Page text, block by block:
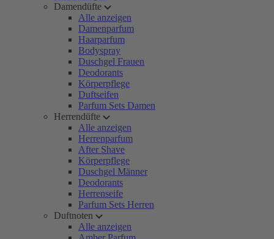
Damendüfte
Alle anzeigen
Damenparfum
Haarparfum
Bodyspray
Duschgel Frauen
Deodorants
Körperpflege
Duftseifen
Parfum Sets Damen
Herrendüfte
Alle anzeigen
Herrenparfum
After Shave
Körperpflege
Duschgel Männer
Deodorants
Herrenseife
Parfum Sets Herren
Duftnoten
Alle anzeigen